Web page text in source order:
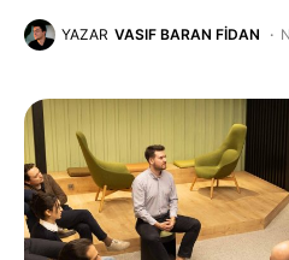
YAZAR VASIF BARAN FIDAN